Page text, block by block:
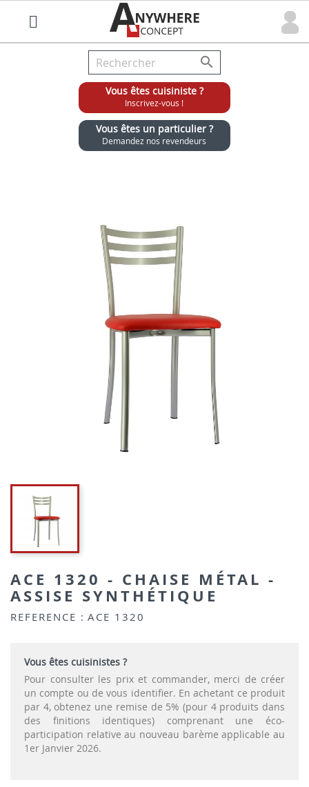

Vous êtes cuisiniste ?
Inscrivez-vous !
Vous êtes un particulier ?
Demandez nos revendeurs
ACE 1320 - CHAISE MÉTAL -
ASSISE SYNTHÉTIQUE
REFERENCE : ACE 1320
Vous êtes cuisinistes ?
Pour consulter les prix et commander, merci de créer
un compte ou de vous identifier. En achetant ce produit
par 4, obtenez une remise de 5% (pour 4 produits dans
des finitions identiques) comprenant une éco-
participation relative au nouveau barème applicable au
1er Janvier 2026.